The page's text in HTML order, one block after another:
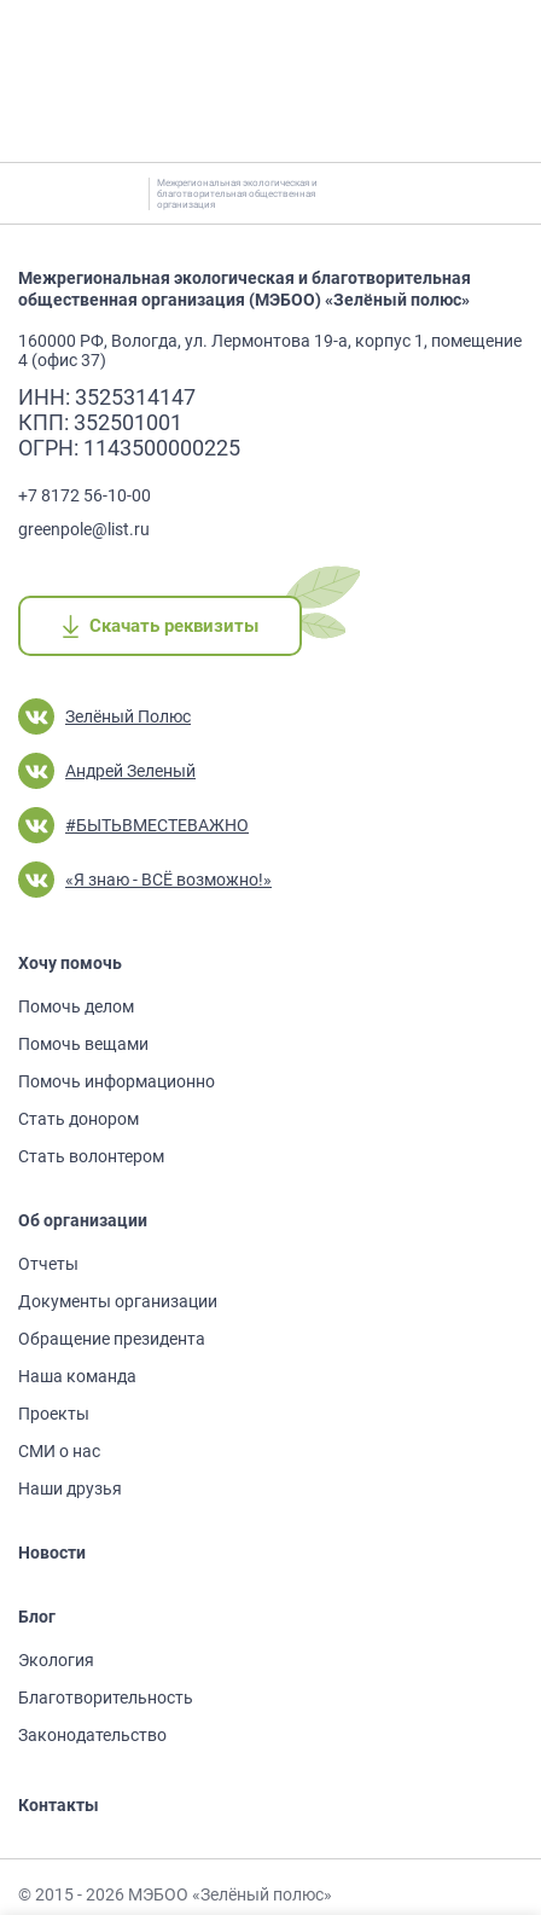
Межрегиональная экологическая и
благотворительная общественная
организация
Зелёный Полюс
Андрей Зеленый
#БЫТЬВМЕСТЕВАЖНО
«Я знаю - ВСЁ возможно!»
Хочу помочь
Помочь делом
Помочь вещами
Помочь информа­ционно
Стать донором
Стать волонтером
Об организации
Отчеты
Документы организации
Обращение президента
Наша команда
Проекты
СМИ о нас
Наши друзья
Новости
Блог
Экология
Благотворительность
Законодательство
Контакты
Межрегиональная экологическая и благотворительная
общественная организация (МЭБОО) «Зелёный полюс»
160000 РФ, Вологда, ул. Лермонтова 19-а, корпус 1, помещение
4 (офис 37)
ИНН: 3525314147
КПП: 352501001
ОГРН: 1143500000225
+7 8172 56-10-00
greenpole@list.ru
Скачать реквизиты
Скачать реквизиты
Скачать реквизиты
Скачать реквизиты
Скачать реквизиты
© 2015 - 2026 МЭБОО «Зелёный полюс»